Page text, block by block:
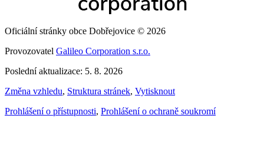
Oficiální stránky obce Dobřejovice © 2026
Provozovatel Galileo Corporation s.r.o.
Poslední aktualizace: 5. 8. 2026
Změna vzhledu, Struktura stránek, Vytisknout
Prohlášení o přístupnosti, Prohlášení o ochraně soukromí